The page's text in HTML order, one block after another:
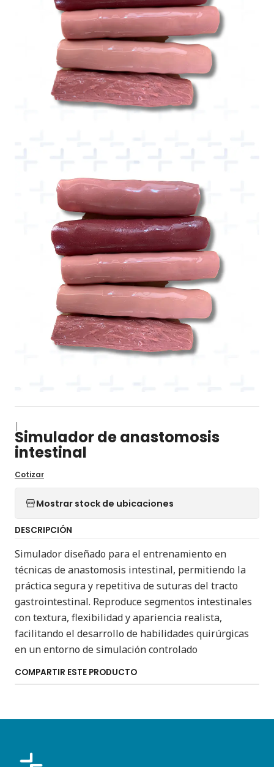
|
Simulador de anastomosis
intestinal
Cotizar
Mostrar stock de ubicaciones
DESCRIPCIÓN
Simulador diseñado para el entrenamiento en
técnicas de anastomosis intestinal, permitiendo la
práctica segura y repetitiva de suturas del tracto
gastrointestinal. Reproduce segmentos intestinales
con textura, flexibilidad y apariencia realista,
facilitando el desarrollo de habilidades quirúrgicas
en un entorno de simulación controlado
COMPARTIR ESTE PRODUCTO